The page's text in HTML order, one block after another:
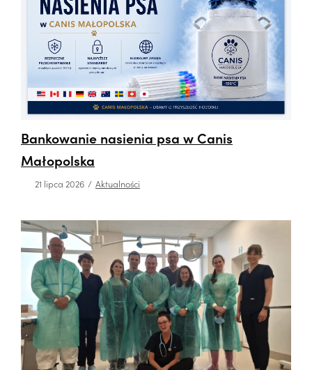
Bankowanie nasienia psa w Canis
Małopolska
21 lipca 2026 Aktualności